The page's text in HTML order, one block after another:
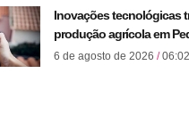
Inovações tecnológicas
produção agrícola em
6 de agosto de 2026 06:02